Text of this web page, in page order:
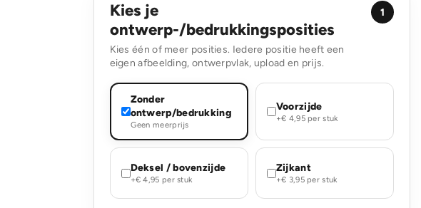
Kies je
ontwerp-/bedrukkingsposities
Kies één of meer posities. Iedere positie heeft een
eigen afbeelding, ontwerpvlak, upload en prijs.
1
Zonder
ontwerp/bedrukking
Geen meerprijs
Voorzijde
+€ 4,95 per stuk
Deksel / bovenzijde
+€ 4,95 per stuk
Zijkant
+€ 3,95 per stuk